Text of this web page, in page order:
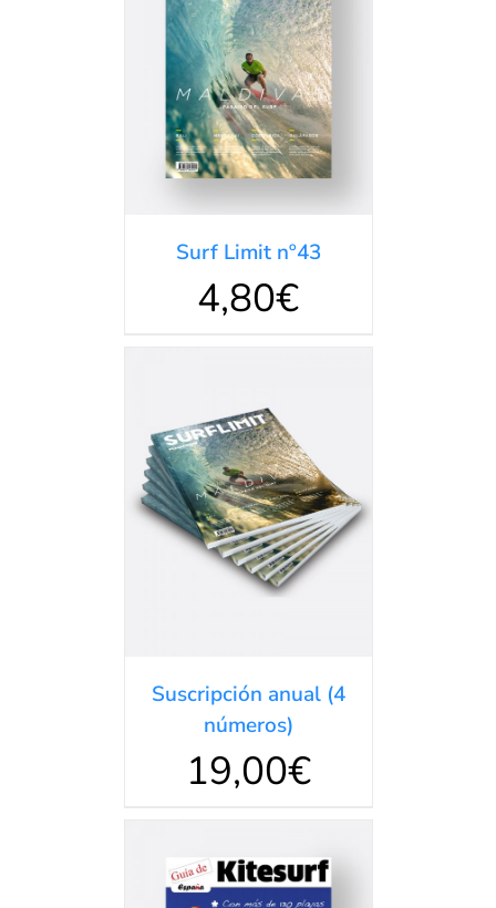
AÑADIR AL
CARRITO /
DETALLES
Surf Limit nº43
4,80€
Valorado
en5.00de 5
DETALLES
Suscripción anual (4
números)
19,00€